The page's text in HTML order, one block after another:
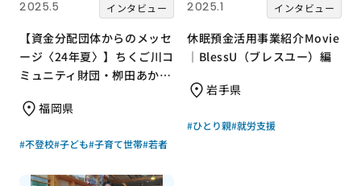
2025.5 インタビュー
【資金分配団体からのメッセ
ージ〈24年夏〉】ちくご川コ
ミュニティ財団・栁田あかね
福岡県
#不登校#子ども#子育て世帯#若者
2025.1 インタビュー
休眠預金活用事業紹介Movie
｜BlessU（ブレスユー）編
岩手県
#ひとり親#就労支援